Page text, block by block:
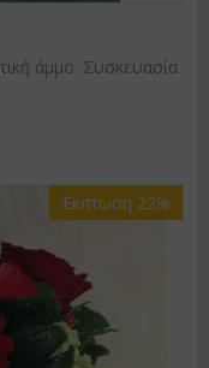
άμμο. Συσκευασία
Έκπτωση 22%